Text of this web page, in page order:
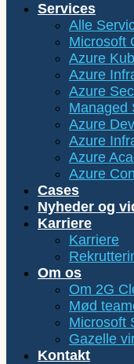
Services
Alle
Microsoft
Azure
Azure
Azure
Managed
Azure
Azure
Azure
Azure
Cases
Nyheder og
Karriere
Karriere
Om os
Om 2G
Mød
Microsoft
Gazelle
Kontakt